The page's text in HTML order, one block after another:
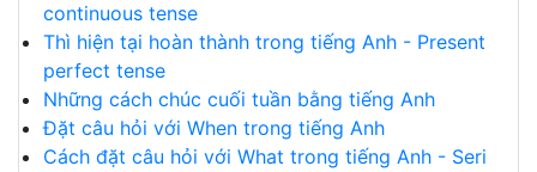
continuous tense
Thì hiện tại hoàn thành trong tiếng Anh - Present
perfect tense
Những cách chúc cuối tuần bằng tiếng Anh
Đặt câu hỏi với When trong tiếng Anh
Cách đặt câu hỏi với What trong tiếng Anh - Seri